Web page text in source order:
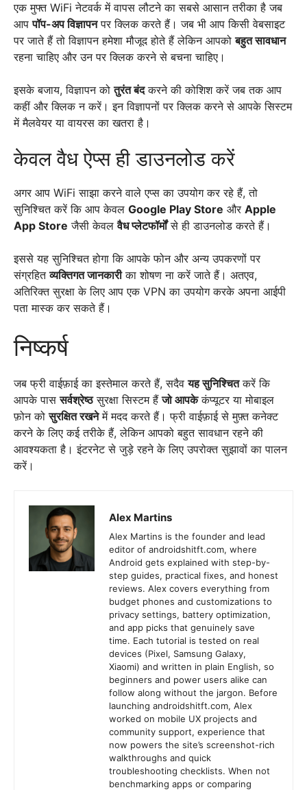
एक मुफ्त WiFi नेटवर्क में वापस लौटने का सबसे आसान तरीका है जब
आपपॉप-अप विज्ञापनपर क्लिक करते हैं। जब भी आप किसी वेबसाइट
पर जाते हैं तो विज्ञापन हमेशा मौजूद होते हैं लेकिन आपकोबहुत सावधान
रहना चाहिए और उन पर क्लिक करने से बचना चाहिए।
इसके बजाय, विज्ञापन कोतुरंत बंदकरने की कोशिश करें जब तक आप
कहीं और क्लिक न करें। इन विज्ञापनों पर क्लिक करने से आपके सिस्टम
में मैलवेयर या वायरस का खतरा है।
केवल वैध ऐप्स ही डाउनलोड करें
अगर आप WiFi साझा करने वाले एप्स का उपयोग कर रहे हैं, तो
सुनिश्चित करें कि आप केवल Google Play Store और Apple
App Store जैसी केवलवैध प्लेटफॉर्मोंसे ही डाउनलोड करते हैं।
इससे यह सुनिश्चित होगा कि आपके फोन और अन्य उपकरणों पर
संग्रहितव्यक्तिगत जानकारीका शोषण ना करें जाते हैं। अतएव,
अतिरिक्त सुरक्षा के लिए आप एक VPN का उपयोग करके अपना आईपी
पता मास्क कर सकते हैं।
निष्कर्ष
जब फ्री वाईफ़ाई का इस्तेमाल करते हैं, सदैवयह सुनिश्चितकरें कि
आपके पाससर्वश्रेष्ठसुरक्षा सिस्टम हैंजो आपकेकंप्यूटर या मोबाइल
फ़ोन कोसुरक्षित रखनेमें मदद करते हैं। फ्री वाईफ़ाई से मुफ़्त कनेक्ट
करने के लिए कई तरीके हैं, लेकिन आपको बहुत सावधान रहने की
आवश्यकता है। इंटरनेट से जुड़े रहने के लिए उपरोक्त सुझावों का पालन
करें।
Alex Martins
Alex Martins is the founder and lead
editor of androidshitft.com, where
Android gets explained with step-by-
step guides, practical fixes, and honest
reviews. Alex covers everything from
budget phones and customizations to
privacy settings, battery optimization,
and app picks that genuinely save
time. Each tutorial is tested on real
devices (Pixel, Samsung Galaxy,
Xiaomi) and written in plain English, so
beginners and power users alike can
follow along without the jargon. Before
launching androidshitft.com, Alex
worked on mobile UX projects and
community support, experience that
now powers the site’s screenshot-rich
walkthroughs and quick
troubleshooting checklists. When not
benchmarking apps or comparing